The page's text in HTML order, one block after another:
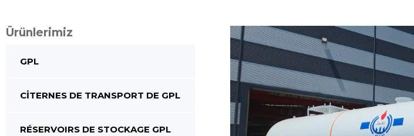
Ürünlerimiz
GPL
CİTERNES DE TRANSPORT DE GPL
RÉSERVOIRS DE STOCKAGE GPL